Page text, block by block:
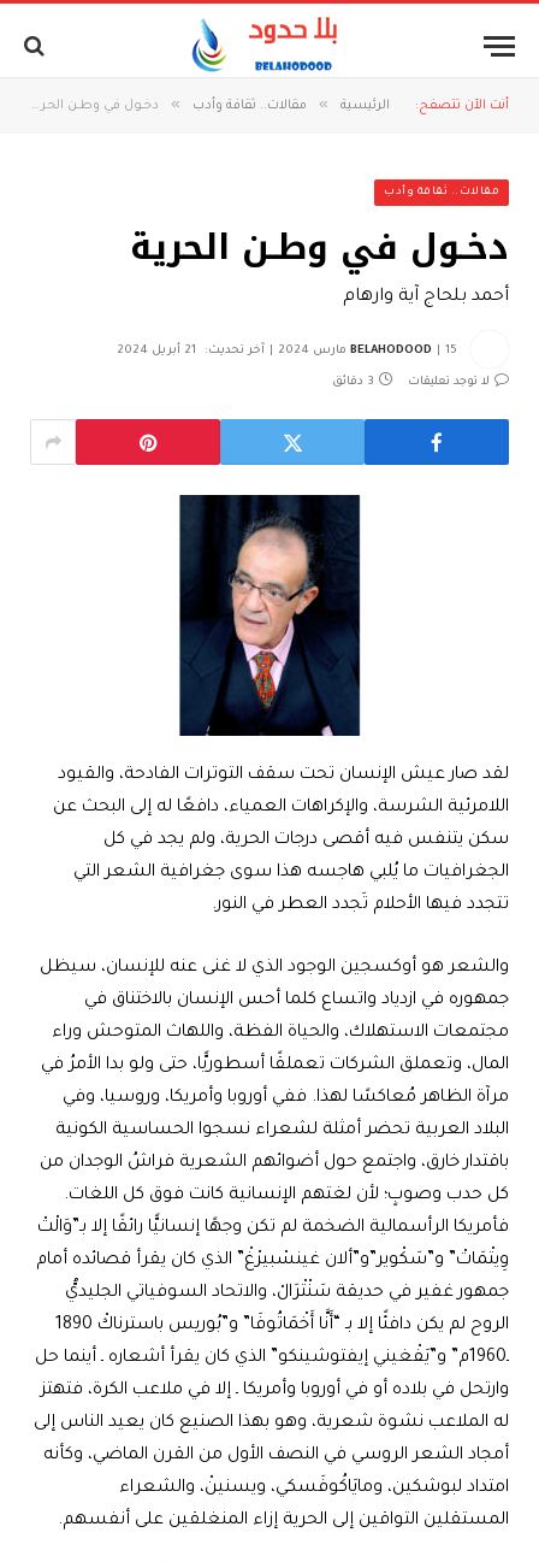
أنت الآن تتصفح: الرئيسية » مقالات.. ثقافة وأدب » دخـول في وطـن الحرية
مقالات.. ثقافة وأدب
دخـول في وطـن الحرية
أحمد بلحاج آية وارهام
BELAHODOOD 15 مارس 2024 آخر تحديث: 21 أبريل 2024
لا توجد تعليقات 3 دقائق
لقد صار عيش الإنسان تحت سقف التوترات الفادحة، والقيود
اللامرئية الشرسة، والإكراهات العمياء، دافعًا له إلى البحث عن
سكن يتنفس فيه أقصى درجات الحرية، ولم يجد في كل
الجغرافيات ما يُلبي هاجسه هذا سوى جغرافية الشعر التي
تتجدد فيها الأحلام تَجدد العطر في النور.
والشعر هو أوكسجين الوجود الذي لا غنى عنه للإنسان، سيظل
جمهوره في ازدياد واتساع كلما أحس الإنسان بالاختناق في
مجتمعات الاستهلاك، والحياة الفظة، واللهاث المتوحش وراء
المال، وتعملق الشركات تعملقًا أسطوريًّا، حتى ولو بدا الأمرُ في
مرآة الظاهر مُعاكسًا لهذا. ففي أوروبا وأمريكا، وروسيا، وفي
البلاد العربية تحضر أمثلة لشعراء نسجوا الحساسية الكونية
باقتدار خارق، واجتمع حول أضوائهم الشعرية فراشُ الوجدان من
كل حدب وصوبٍ؛ لأن لغتهم الإنسانية كانت فوق كل اللغات.
فأمريكا الرأسمالية الضخمة لم تكن وجهًا إنسانيًّا رائقًا إلا بـ”وَالْتْ
وِيتْمَاتْ” و”سَكْوير”و”ألان غينسْبيرْغْ” الذي كان يقرأ قصائده أمام
جمهور غفير في حديقة سَنْتْرَالْ، والاتحاد السوفياتي الجليديُّ
الروح لم يكن دافئًا إلا بـ “أَنَّا أَخْمَاتُوفَا” و”بُوريس باسترناكْ 1890
ـ1960م” و”يَفْغيني إيفتوشينكو” الذي كان يقرأ أشعاره ـ أينما حل
وارتحل في بلاده أو في أوروبا وأمريكا ـ إلا في ملاعب الكرة، فتهتز
له الملاعب نشوة شعرية، وهو بهذا الصنيع كان يعيد الناس إلى
أمجاد الشعر الروسي في النصف الأول من القرن الماضي، وكأنه
امتداد لبوشكين، ومايَاكُوفَسكي، ويسنينْ، والشعراء
المستقلين التواقين إلى الحرية إزاء المنغلقين على أنفسهم.